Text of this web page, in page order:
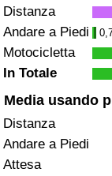
Distanza
Andare a Piedi
Motocicletta
In Totale
Media usando
Distanza
Andare a Piedi
Attesa